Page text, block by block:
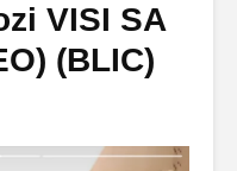
VISI SA
(BLIC)